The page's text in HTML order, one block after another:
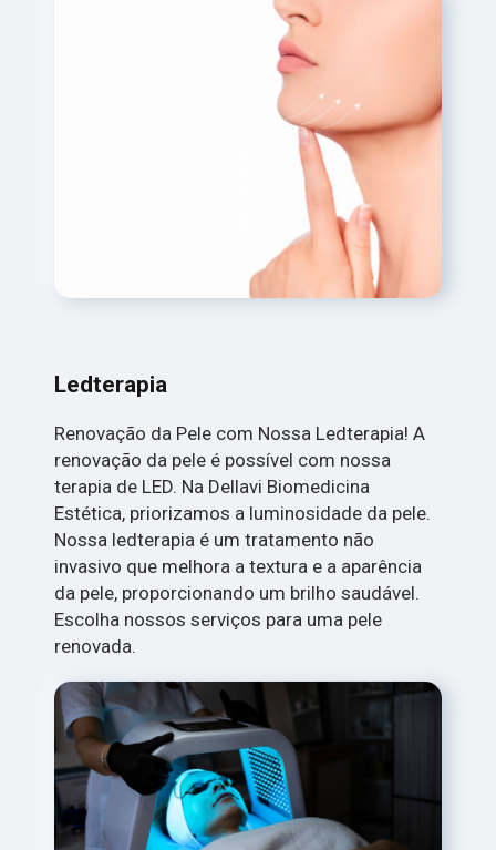
Ledterapia
Renovação da Pele com Nossa Ledterapia! A
renovação da pele é possível com nossa
terapia de LED. Na Dellavi Biomedicina
Estética, priorizamos a luminosidade da pele.
Nossa ledterapia é um tratamento não
invasivo que melhora a textura e a aparência
da pele, proporcionando um brilho saudável.
Escolha nossos serviços para uma pele
renovada.